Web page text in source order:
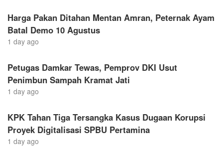
Harga Pakan Ditahan Mentan Amran, Peternak Ayam
Batal Demo 10 Agustus
1 day ago
Petugas Damkar Tewas, Pemprov DKI Usut
Penimbun Sampah Kramat Jati
1 day ago
KPK Tahan Tiga Tersangka Kasus Dugaan Korupsi
Proyek Digitalisasi SPBU Pertamina
1 day ago